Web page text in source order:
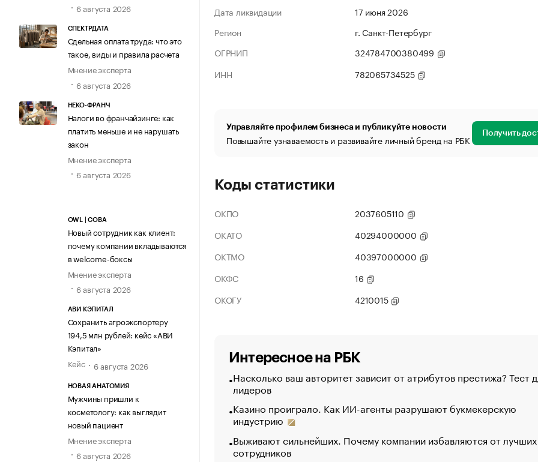
6 августа 2026
СПЕКТРДАТА
Сдельная оплата труда: что это
такое, виды и правила расчета
Мнение эксперта
6 августа 2026
НЕКО-ФРАНЧ
Налоги во франчайзинге: как
платить меньше и не нарушать
закон
Мнение эксперта
6 августа 2026
OWL | СОВА
Новый сотрудник как клиент:
почему компании вкладываются
в welcome-боксы
Мнение эксперта
6 августа 2026
АВИ КЭПИТАЛ
Сохранить агроэкспортеру
194,5 млн рублей: кейс «АВИ
Кэпитал»
Кейс
6 августа 2026
НОВАЯ АНАТОМИЯ
Мужчины пришли к
косметологу: как выглядит
новый пациент
Мнение эксперта
6 августа 2026
Дата ликвидации
17 июня 2026
Регион
г. Санкт-Петербург
ОГРНИП
324784700380499
ИНН
782065734525
Управляйте профилем бизнеса и публикуйте новости
Повышайте узнаваемость и развивайте личный бренд на РБК Получить
Коды статистики
ОКПО
2037605110
ОКАТО
40294000000
ОКТМО
40397000000
ОКФС
16
ОКОГУ
4210015
Интересное на РБК
Насколько ваш авторитет зависит от атрибутов престижа? Тест
лидеров
Казино проиграло. Как ИИ-агенты разрушают букмекерскую
индустрию
Выживают сильнейших. Почему компании избавляются от лучших
сотрудников